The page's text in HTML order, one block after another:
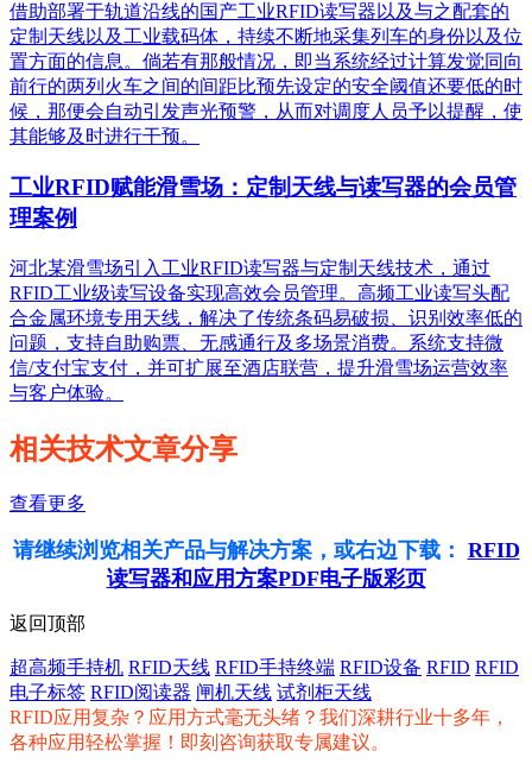
借助部署于轨道沿线的国产工业RFID读写器以及与之配套的
定制天线以及工业载码体，持续不断地采集列车的身份以及位
置方面的信息。倘若有那般情况，即当系统经过计算发觉同向
前行的两列火车之间的间距比预先设定的安全阈值还要低的时
候，那便会自动引发声光预警，从而对调度人员予以提醒，使
其能够及时进行干预。
工业RFID赋能滑雪场：定制天线与读写器的会员管
理案例
河北某滑雪场引入工业RFID读写器与定制天线技术，通过
RFID工业级读写设备实现高效会员管理。高频工业读写头配
合金属环境专用天线，解决了传统条码易破损、识别效率低的
问题，支持自助购票、无感通行及多场景消费。系统支持微
信/支付宝支付，并可扩展至酒店联营，提升滑雪场运营效率
与客户体验。
相关技术文章分享
查看更多
请继续浏览相关产品与解决方案，或右边下载： RFID
读写器和应用方案PDF电子版彩页
返回顶部
超高频手持机 RFID天线 RFID手持终端 RFID设备 RFID RFID
电子标签 RFID阅读器 闸机天线 试剂柜天线
RFID应用复杂？应用方式毫无头绪？我们深耕行业十多年，
各种应用轻松掌握！即刻咨询获取专属建议。